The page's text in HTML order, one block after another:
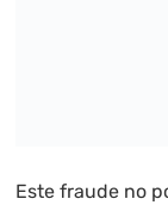
Este fraude no